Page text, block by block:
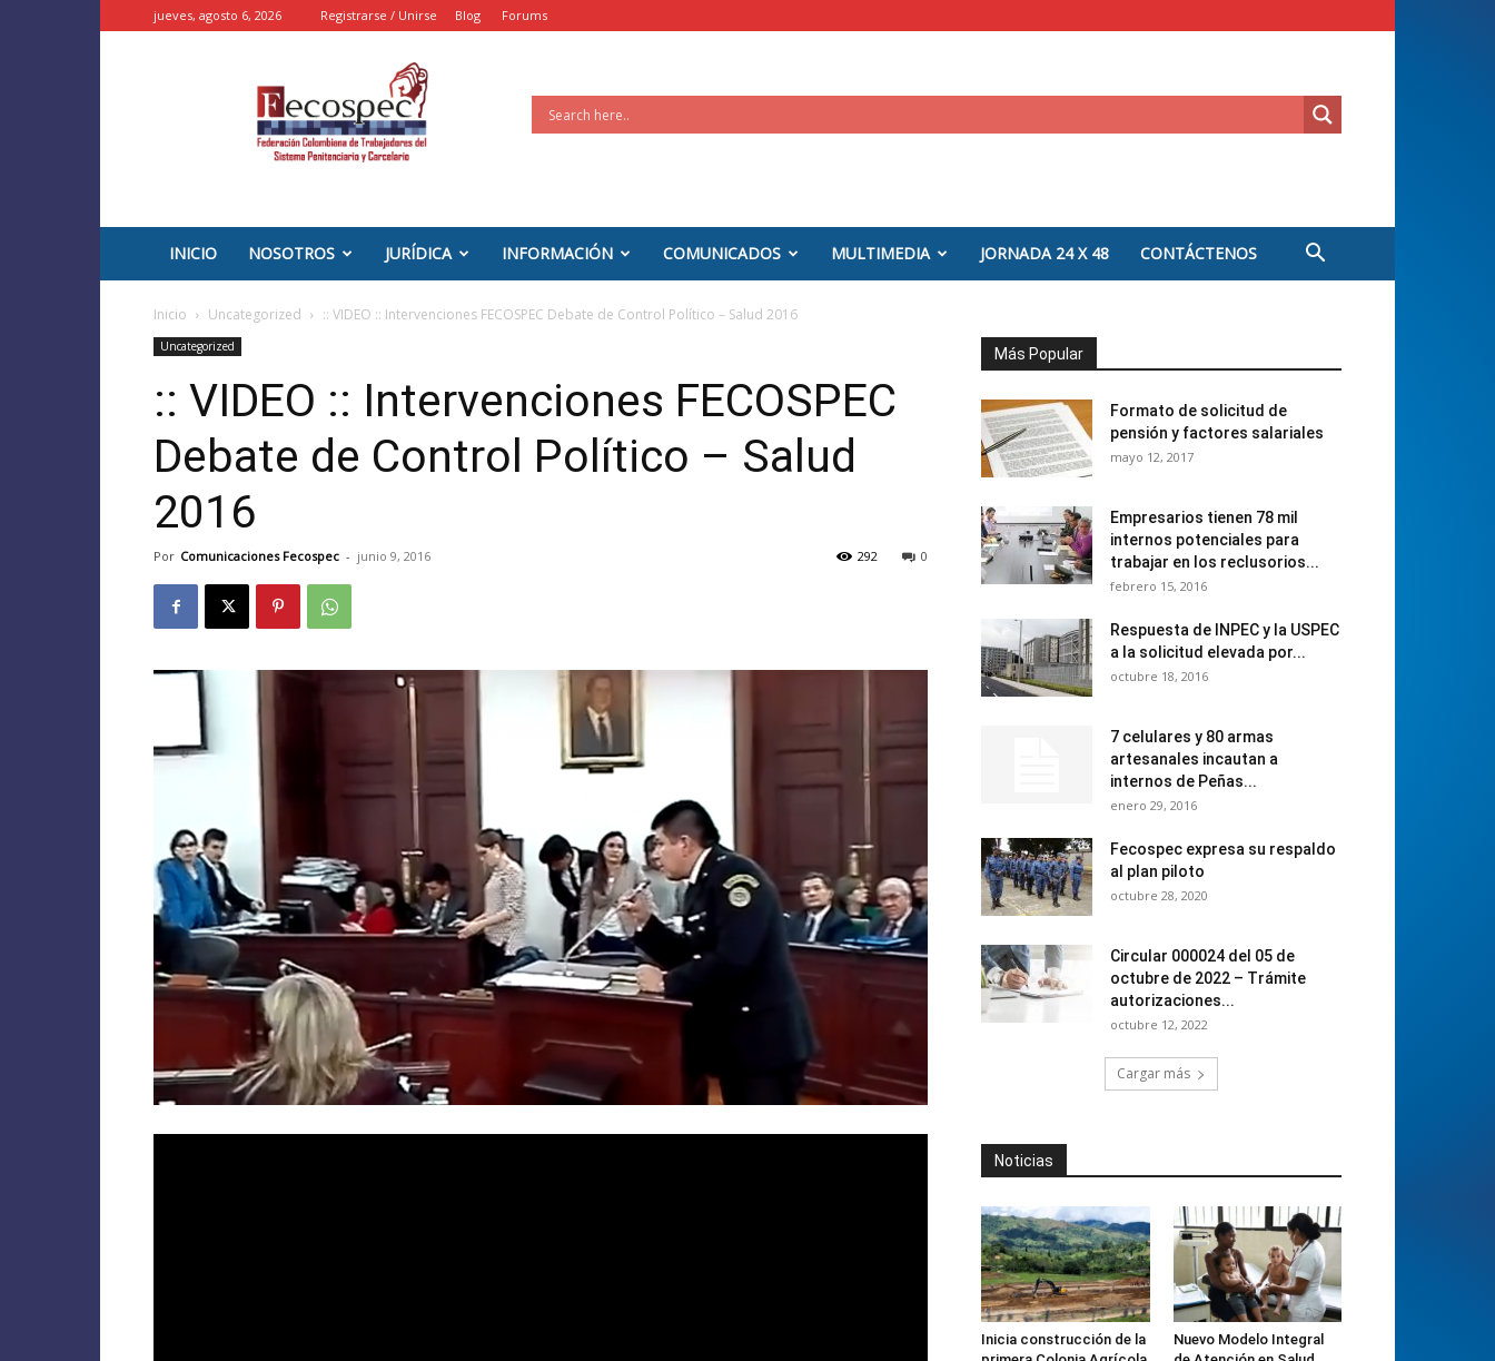
jueves, agosto 6, 2026 Registrarse / Unirse Blog Forums
FECOSPEC
INICIO NOSOTROS JURÍDICA INFORMACIÓN COMUNICADOS MULTIMEDIA JORNADA 24 X 48 CONTÁCTENOS
Inicio Uncategorized :: VIDEO :: Intervenciones FECOSPEC Debate de Control Político – Salud 2016
Uncategorized
:: VIDEO :: Intervenciones FECOSPEC
Debate de Control Político – Salud
2016
Por Comunicaciones Fecospec - junio 9, 2016 0
292
Más Popular
Formato de solicitud de
pensión y factores salariales
mayo 12, 2017
Empresarios tienen 78 mil
internos potenciales para
trabajar en los reclusorios...
febrero 15, 2016
Respuesta de INPEC y la USPEC
a la solicitud elevada por...
octubre 18, 2016
7 celulares y 80 armas
artesanales incautan a
internos de Peñas...
enero 29, 2016
Fecospec expresa su respaldo
al plan piloto
octubre 28, 2020
Circular 000024 del 05 de
octubre de 2022 – Trámite
autorizaciones...
octubre 12, 2022
Cargar más
Noticias
Inicia construcción de la
Nuevo Modelo Integral